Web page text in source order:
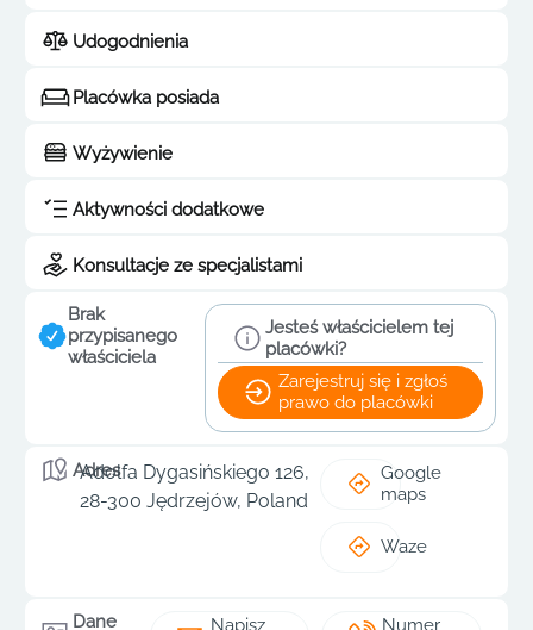
Udogodnienia
Placówka posiada
Wyżywienie
Aktywności dodatkowe
Konsultacje ze specjalistami
Brak
przypisanego
właściciela
Jesteś właścicielem tej
placówki?
Zarejestruj się i zgłoś
prawo do placówki
Adres
Adolfa Dygasińskiego 126,
28-300 Jędrzejów, Poland
Google
maps
Waze
Dane Napisz Numer